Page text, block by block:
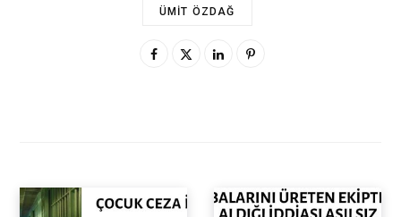
ÜMIT ÖZDAĞ